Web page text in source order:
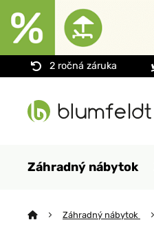
2 ročná záruka
Záhradný nábytok
Záhradný nábytok